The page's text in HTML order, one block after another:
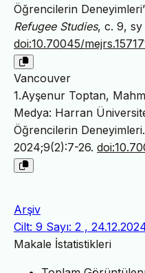
Öğrencilerin
Refugee Studies, c. 9, sy
doi:10.70045/
Vancouver
1.Ayşenur Toptan,
Medya: Harran
Öğrencilerin
2024;9(2):7-26.
Arşiv
Cilt: 9 Sayı: 2 ,
Makale İstatistikleri